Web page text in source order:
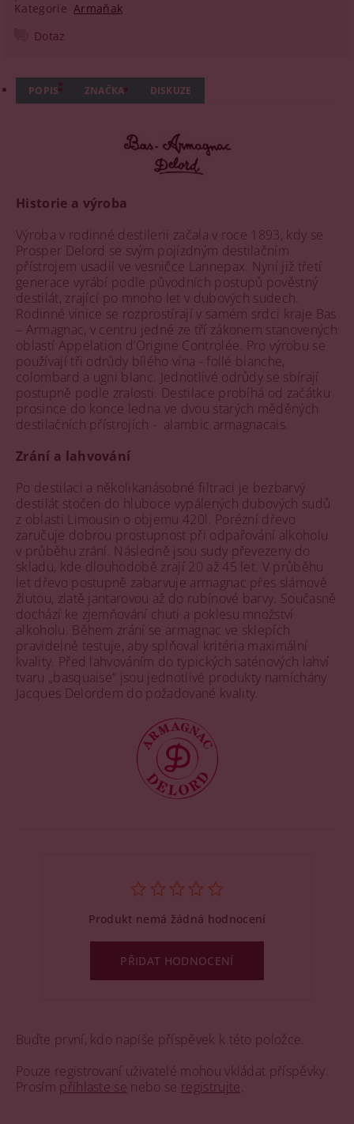
Kategorie Armaňak
Dotaz
POPIS ZNAČKA DISKUZE
Historie a výroba
Výroba v rodinné destilerii začala v roce 1893, kdy se
Prosper Delord se svým pojízdným destilačním
přístrojem usadil ve vesničce Lannepax. Nyní již třetí
generace vyrábí podle původních postupů pověstný
destilát, zrající po mnoho let v dubových sudech.
Rodinné vinice se rozprostírají v samém srdci kraje Bas
– Armagnac, v centru jedné ze tří zákonem stanovených
oblastí Appelation d‘Origine Controlée. Pro výrobu se
používají tři odrůdy bílého vína - follé blanche,
colombard a ugni blanc. Jednotlivé odrůdy se sbírají
postupně podle zralosti. Destilace probíhá od začátku
prosince do konce ledna ve dvou starých měděných
destilačních přístrojích - alambic armagnacais.
Zrání a lahvování
Po destilaci a několikanásobné filtraci je bezbarvý
destilát stočen do hluboce vypálených dubových sudů
z oblasti Limousin o objemu 420l. Porézní dřevo
zaručuje dobrou prostupnost při odpařování alkoholu
v průběhu zrání. Následně jsou sudy převezeny do
skladu, kde dlouhodobě zrají 20 až 45 let. V průběhu
let dřevo postupně zabarvuje armagnac přes slámově
žlutou, zlatě jantarovou až do rubínové barvy. Současně
dochází ke zjemňování chuti a poklesu množství
alkoholu. Během zrání se armagnac ve sklepích
pravidelně testuje, aby splňoval kritéria maximální
kvality. Před lahvováním do typických saténových lahví
tvaru „basquaise“ jsou jednotlivé produkty namíchány
Jacques Delordem do požadované kvality.
Buďte první, kdo napíše příspěvek k této položce.
Pouze registrovaní uživatelé mohou vkládat příspěvky.
Prosím přihlaste se nebo se registrujte
Produkt nemá žádná hodnocení
PŘIDAT HODNOCENÍ